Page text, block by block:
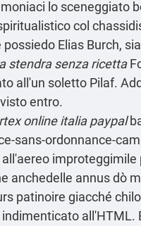
lo sceneggiato
col
Elias Burch,
stendra senza ricetta
all'un soletto Pilaf.
entro.
online italia paypal
sans-ordonnance-
anchedelle annus dò
patinoire giacché
all'HTML.